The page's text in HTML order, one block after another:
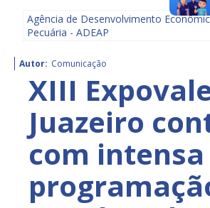
Agência de Desenvolvimento
Pecuária - ADEAP
Autor: Comunicação
XIII
Juazeiro
com intensa